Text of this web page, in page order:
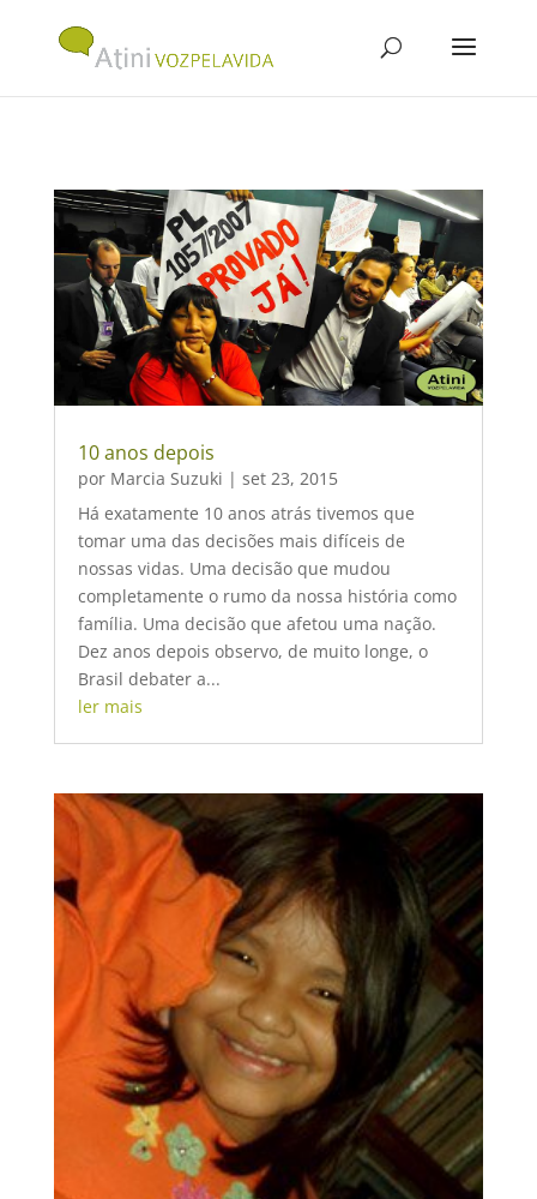
10 anos depois
por Marcia Suzuki | set 23, 2015
Há exatamente 10 anos atrás tivemos que
tomar uma das decisões mais difíceis de
nossas vidas. Uma decisão que mudou
completamente o rumo da nossa história como
família. Uma decisão que afetou uma nação.
Dez anos depois observo, de muito longe, o
Brasil debater a...
ler mais